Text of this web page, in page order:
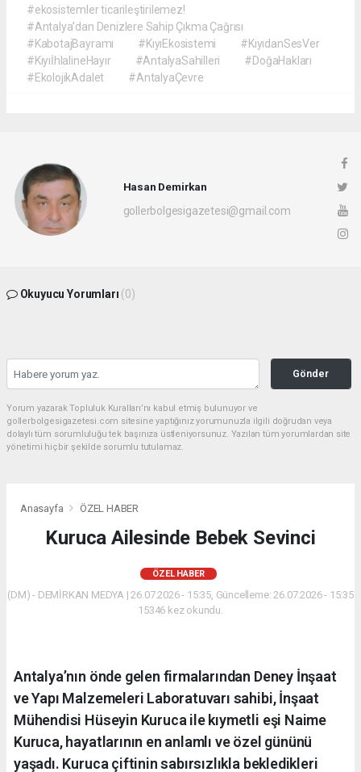
#ekosistemler ticarileştirilemez!
#Antalya’dan Denizlere Sahip Çıkma Çağrısı
#KabotajBayramı
#KıyıEkosistemi
#KıyıdanSesVer
#KıyıİhlalineHayır
#AntalyaSahilleri
#DoğaHakları
#EkolojikAdalet
#AntalyaÇevre
Hasan Demirkan
gollerbolgesigazetesi@gmail.com
Okuyucu Yorumları (0)
Gönder
Yorum yazarak Topluluk Kuralları’nı kabul etmiş bulunuyor ve
gollerbolgesigazetesi.com sitesine yaptığınız yorumunuzla ilgili doğrudan veya
dolaylı tüm sorumluluğu tek başınıza üstleniyorsunuz. Yazılan tüm yorumlardan site
yönetimi hiçbir şekilde sorumlu tutulamaz.
Anasayfa ÖZEL HABER
Kuruca Ailesinde Bebek Sevinci
ÖZEL HABER
(DM) - DEMİRKAN MEDYA | 26.07.2026 - 15:35, Güncelleme: 26.07.2026 - 15:35
15346 kez okundu.
Antalya’nın önde gelen firmalarından Deney İnşaat
ve Yapı Malzemeleri Laboratuvarı sahibi, İnşaat
Mühendisi Hüseyin Kuruca ile kıymetli eşi Naime
Kuruca, hayatlarının en anlamlı ve özel gününü
yaşadı. Kuruca çiftinin sabırsızlıkla bekledikleri